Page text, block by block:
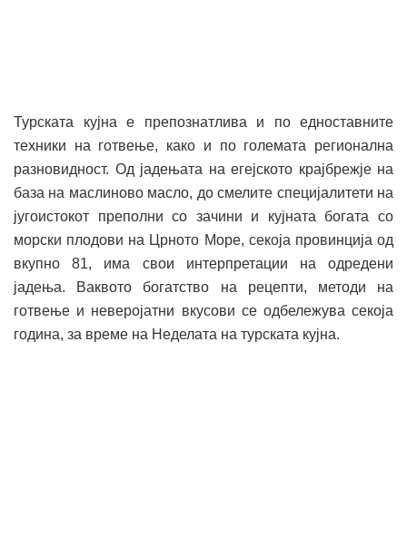
Турската кујна е препознатлива и по едноставните
техники на готвење, како и по големата регионална
разновидност. Од јадењата на егејското крајбрежје на
база на маслиново масло, до смелите специјалитети на
југоистокот преполни со зачини и кујната богата со
морски плодови на Црното Море, секоја провинција од
вкупно 81, има свои интерпретации на одредени
јадења. Ваквото богатство на рецепти, методи на
готвење и неверојатни вкусови се одбележува секоја
година, за време на Неделата на турската кујна.